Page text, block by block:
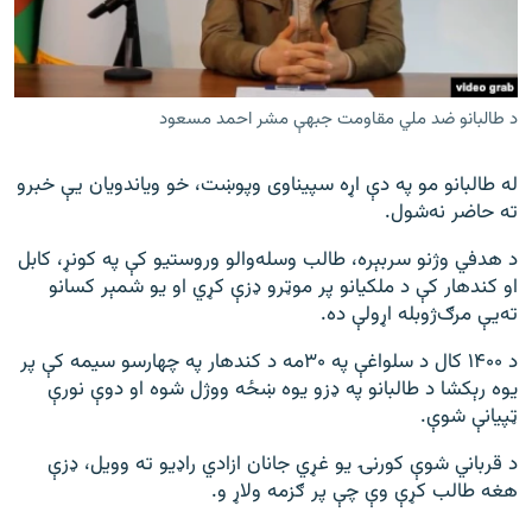
د طالبانو ضد ملي مقاومت جبهې مشر احمد مسعود
له طالبانو مو په دې اړه سپیناوی وپوښت، خو ویاندویان یې خبرو
ته حاضر نه‌شول.
د هدفي وژنو سربېره، طالب وسله‌والو وروستیو کې په کونړ، کابل
او کندهار کې د ملکیانو پر موټرو ډزې کړي او یو شمېر کسانو
ته‌یې مرګ‌ژوبله اړولې ده.
د ۱۴۰۰ کال د سلواغې په ۳۰مه د کندهار په چهارسو سیمه کې پر
یوه رېکشا د طالبانو په ډزو یوه ښځه ووژل شوه او دوې نورې
ټپیانې شوې.
د قرباني شوې کورنۍ یو غړي جانان ازادي راډیو ته وویل، ډزې
هغه طالب کړې وې چې پر ګزمه ولاړ و.